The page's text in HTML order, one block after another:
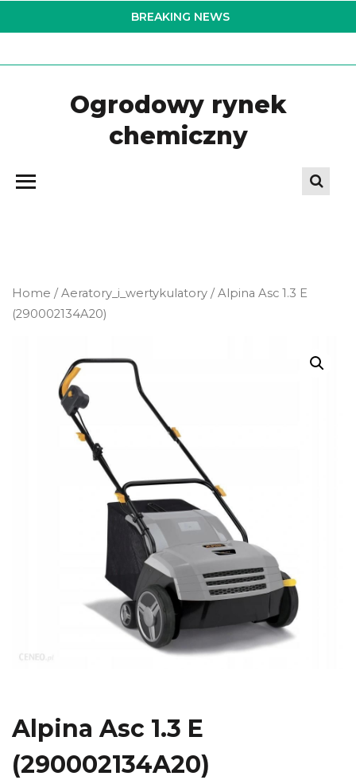
to
BREAKING NEWS
Ogrodowy rynek
chemiczny
Home /Aeratory_i_wertykulatory / Alpina Asc 1.3 E
(290002134A20)
Alpina Asc 1.3 E
(290002134A20)